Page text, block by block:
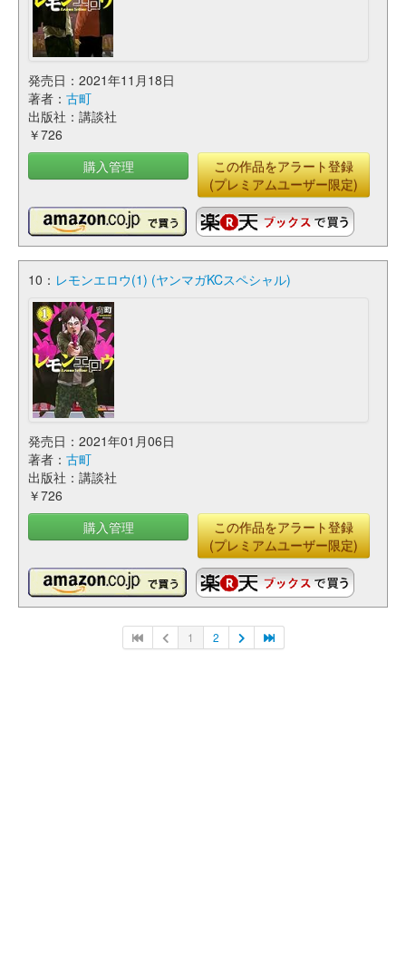
発売日：2021年11月18日
著者： 古町
出版社：講談社
￥726
購入管理
この作品をアラート登録
(プレミアムユーザー限定)
10： レモンエロウ(1) (ヤンマガKCスペシャル)
発売日：2021年01月06日
著者： 古町
出版社：講談社
￥726
購入管理
この作品をアラート登録
(プレミアムユーザー限定)
1 2